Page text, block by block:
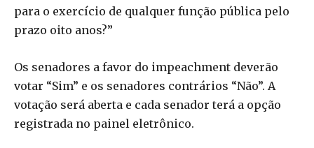
para o exercício de qualquer função pública pelo
prazo oito anos?”
Os senadores a favor do impeachment deverão
votar “Sim” e os senadores contrários “Não”. A
votação será aberta e cada senador terá a opção
registrada no painel eletrônico.